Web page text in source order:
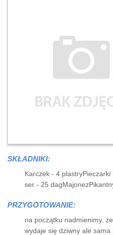
SKŁADNIKI:
Karczek - 4
ser - 25
PRZYGOTOWANIE:
na początku nadmienimy,
wydaje się dziwny ale